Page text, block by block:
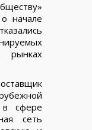
начале
рынках
в сфере
сеть